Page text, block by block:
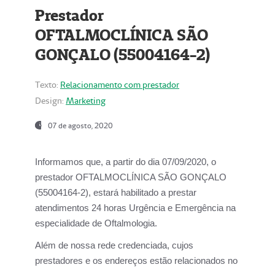
Prestador
OFTALMOCLÍNICA SÃO
GONÇALO (55004164-2)
Texto: Relacionamento com prestador
Design: Marketing
07 de agosto, 2020
Informamos que, a partir do dia07/09/2020, o
prestador OFTALMOCLÍNICA SÃO GONÇALO
(55004164-2), estará habilitado a prestar
atendimentos 24 horas Urgência e Emergência na
especialidade de Oftalmologia.
Além de nossa rede credenciada, cujos
prestadores e os endereços estão relacionados no